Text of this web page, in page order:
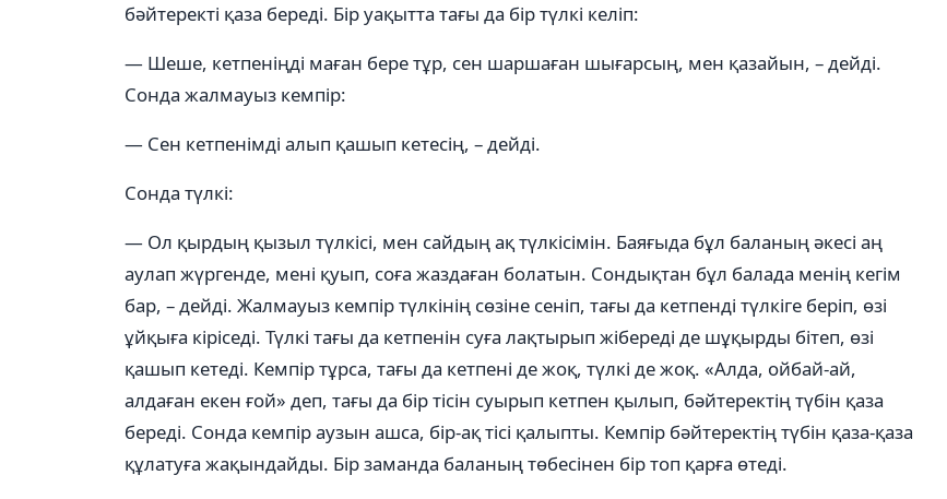
бәйтеректі қаза береді. Бір уақытта тағы да бір түлкі келіп:
— Шеше, кетпеніңді маған бере тұр, сен шаршаған шығарсың, мен қазайын, – дейді.
Сонда жалмауыз кемпір:
— Сен кетпенімді алып қашып кетесің, – дейді.
Сонда түлкі:
— Ол қырдың қызыл түлкісі, мен сайдың ақ түлкісімін. Баяғыда бұл баланың әкесі аң
аулап жүргенде, мені қуып, соға жаздаған болатын. Сондықтан бұл балада менің кегім
бар, – дейді. Жалмауыз кемпір түлкінің сөзіне сеніп, тағы да кетпенді түлкіге беріп, өзі
ұйқыға кіріседі. Түлкі тағы да кетпенін суға лақтырып жібереді де шұқырды бітеп, өзі
қашып кетеді. Кемпір тұрса, тағы да кетпені де жоқ, түлкі де жоқ. «Алда, ойбай-ай,
алдаған екен ғой» деп, тағы да бір тісін суырып кетпен қылып, бәйтеректің түбін қаза
береді. Сонда кемпір аузын ашса, бір-ақ тісі қалыпты. Кемпір бәйтеректің түбін қаза-қаза
құлатуға жақындайды. Бір заманда баланың төбесінен бір топ қарға өтеді.